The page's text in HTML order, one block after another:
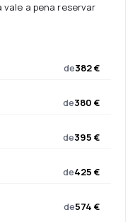
a pena reservar
de382 €
de380 €
de395 €
de425 €
de574 €